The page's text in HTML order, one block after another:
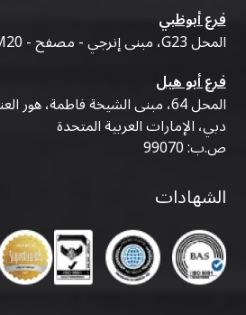
فرع أبوظبي
المحل G23، مبنى إنرجي - مصفح - M20 - أبوظبي
فرع أبو هيل
المحل 64، مبنى الشيخة فاطمة،
دبي، الإمارات العربية المتحدة
ص.ب: 99070
الشهادات